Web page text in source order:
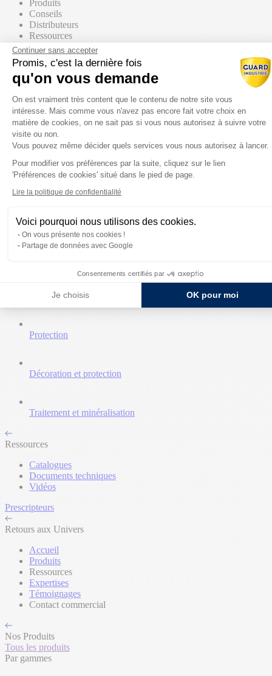
Produits
Conseils
Distributeurs
Ressources
Contact commercial
Nos Produits
Tous les produits
Par supports
Mur / Façade
Toiture
Par gammes
Nettoyant et décapant
Protection
Décoration et protection
Traitement et minéralisation
Ressources
Catalogues
Documents techniques
Vidéos
Prescripteurs
Retours aux Univers
Accueil
Produits
Ressources
Expertises
Témoignages
Contact commercial
Nos Produits
Tous les produits
Par gammes
Continuer sans accepter
Promis, c'est la dernière fois
qu'on vous demande
Plateforme de Gestion du
On est vraiment très content que le contenu de notre site vous
intéresse. Mais comme vous n'avez pas encore fait votre choix en
matière de cookies, on ne sait pas si vous nous autorisez à suivre votre
visite ou non.
Vous pouvez même décider quels services vous nous autorisez à lancer.
Pour modifier vos préférences par la suite, cliquez sur le lien
'Préférences de cookies' situé dans le pied de page.
Lire la politique de confidentialité
Voici pourquoi nous utilisons des cookies.
On vous présente nos cookies !
Partage de données avec Google
Consentements certifiés par
Je choisis OK pour moi
Axeptio consent